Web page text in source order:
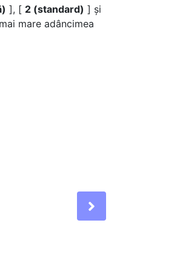
], [ 2 (standard) ] și
mare adâncimea